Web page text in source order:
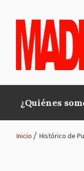
Main
navigation
¿Quiénes
Inicio Histórico de